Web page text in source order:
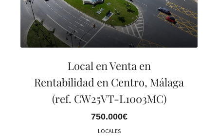
Local en Venta en
Rentabilidad en Centro, Málaga
(ref. CW25VT-L1003MC)
750.000€
LOCALES